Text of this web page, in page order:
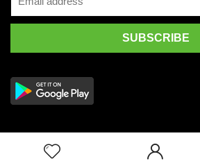
2019 Wpsoul.com Design. All